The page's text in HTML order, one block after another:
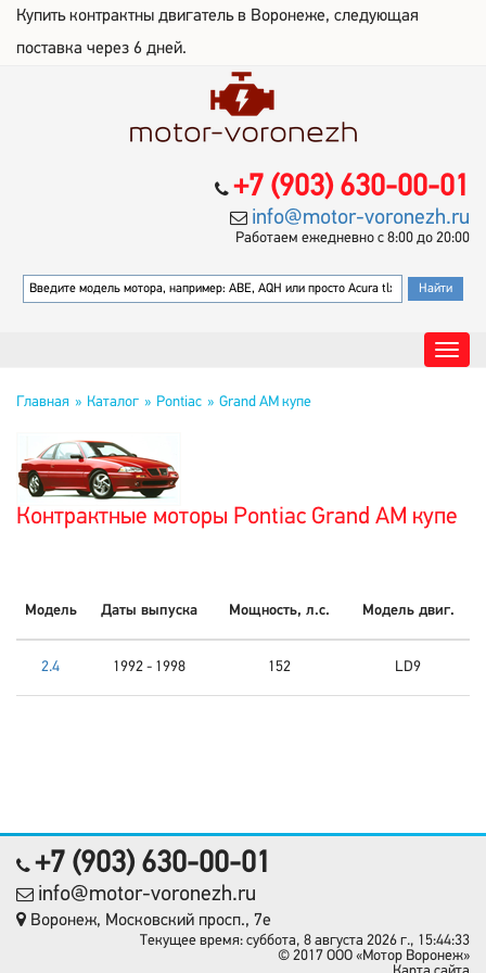
Купить контрактны двигатель в Воронеже, следующая
поставка через 6 дней.
+7 (903) 630-00-01
info@motor-voronezh.ru
Работаем ежедневно с 8:00 до 20:00
Главная Каталог Pontiac Grand AM купе
Контрактные моторы Pontiac Grand AM купе
Модель Даты выпуска Мощность, л.с. Модель двиг.
2.4 1992 - 1998 152 LD9
+7 (903) 630-00-01
info@motor-voronezh.ru
Воронеж, Московский просп., 7е
Текущее время: суббота, 8 августа 2026 г., 15:44:33
© 2017 OOO «Мотор Воронеж»